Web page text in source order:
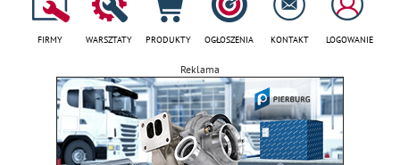
FIRMY WARSZTATY PRODUKTY OGŁOSZENIA KONTAKT LOGOWANIE
Reklama